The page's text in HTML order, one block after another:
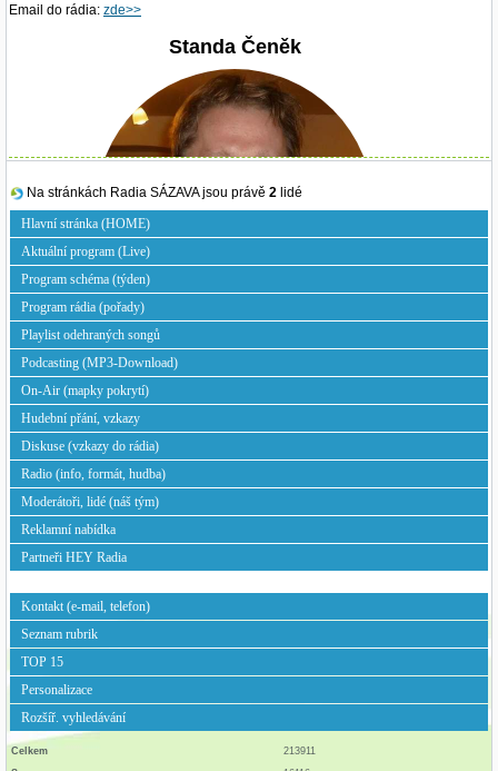
Email do rádia: zde>>
Standa Čeněk
Standa vysílal do června 2022 na Radiu HEY, kde působil od podzimu
2017. Nově se připravuje na živé vysílání zde na Rádiu SÁZAVA, ze studia
ve středních Čechách.
Podrobnosti:více>>
Na stránkách Radia SÁZAVA jsou právě 2 lidé
Hlavní stránka (HOME)
Aktuální program (Live)
Program schéma (týden)
Program rádia (pořady)
Playlist odehraných songů
Podcasting (MP3-Download)
On-Air (mapky pokrytí)
Hudební přání, vzkazy
Diskuse (vzkazy do rádia)
Radio (info, formát, hudba)
Moderátoři, lidé (náš tým)
Reklamní nabídka
Partneři HEY Radia
Kontakt (e-mail, telefon)
Seznam rubrik
TOP 15
Personalizace
Rozšíř. vyhledávání
Celkem
213911